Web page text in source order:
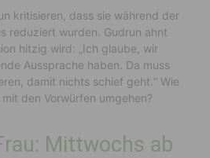
kritisieren, dass sie während der
reduziert wurden. Gudrun ahnt
hitzig wird: „Ich glaube, wir
Aussprache haben. Da muss
damit nichts schief geht.“ Wie
den Vorwürfen umgehen?
Mittwochs ab